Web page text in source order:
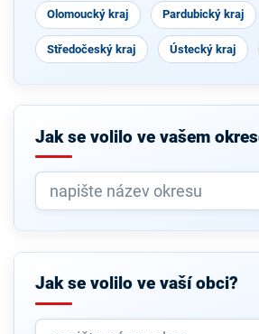
Olomoucký kraj Pardubický kraj
Středočeský kraj Ústecký kraj
Jak se volilo ve vašem
Jak se volilo ve vaší obci?